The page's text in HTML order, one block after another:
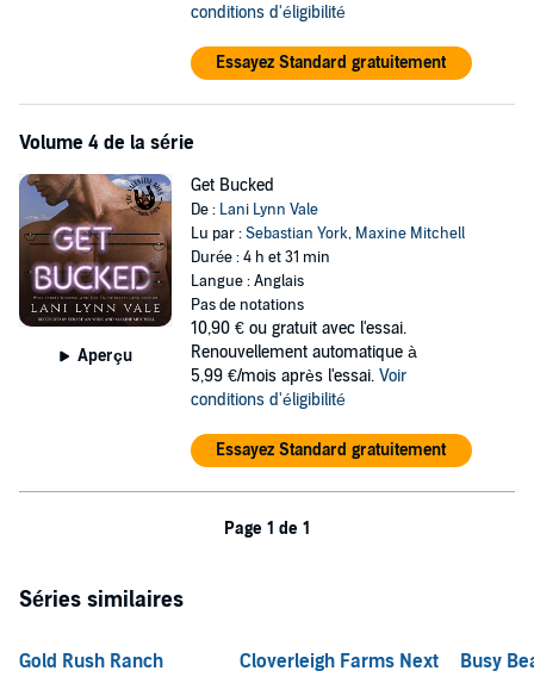
conditions d'éligibilité
Essayez Standard gratuitement
Volume 4 de la série
Aperçu
Get Bucked
De : Lani Lynn Vale
Lu par :Sebastian York, Maxine Mitchell
Durée : 4 h et 31 min
Langue : Anglais
Pas de notations
10,90 € ou gratuit avec l'essai.
Renouvellement automatique à
5,99 €/mois après l'essai. Voir
conditions d'éligibilité
Essayez Standard gratuitement
Page 1 de 1
Séries similaires
Gold Rush Ranch
Cloverleigh Farms Next
Busy